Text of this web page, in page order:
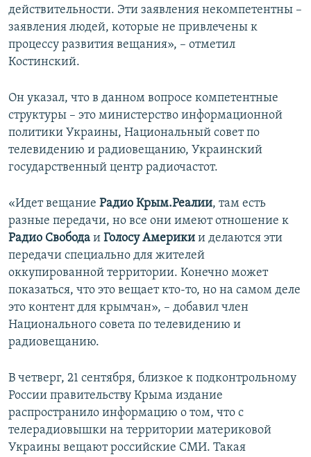
действительности. Эти заявления некомпетентны –
заявления людей, которые не привлечены к
процессу развития вещания», – отметил
Костинский.
Он указал, что в данном вопросе компетентные
структуры – это министерство информационной
политики Украины, Национальный совет по
телевидению и радиовещанию, Украинский
государственный центр радиочастот.
«Идет вещание Радио Крым.Реалии, там есть
разные передачи, но все они имеют отношение к
Радио Свобода и Голосу Америки и делаются эти
передачи специально для жителей
оккупированной территории. Конечно может
показаться, что это вещает кто-то, но на самом деле
это контент для крымчан», – добавил член
Национального совета по телевидению и
радиовещанию.
В четверг, 21 сентября, близкое к подконтрольному
России правительству Крыма издание
распространило информацию о том, что с
телерадиовышки на территории материковой
Украины вещают российские СМИ. Такая